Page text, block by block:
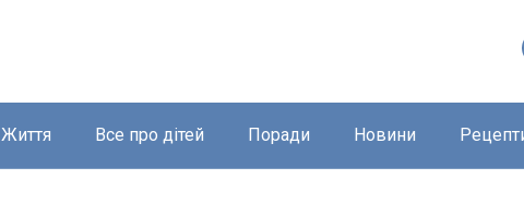
Життя Все про дітей Поради Новини